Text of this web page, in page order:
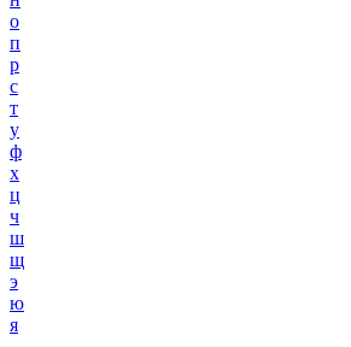
о
п
р
с
т
у
ф
х
ц
ч
ш
щ
э
ю
я